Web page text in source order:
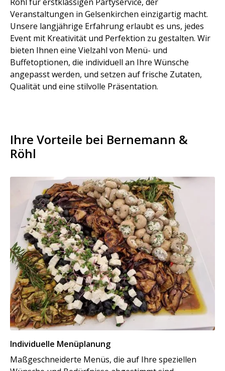
Veranstaltungen in Gelsenkirchen einzigartig macht.
Unsere langjährige Erfahrung erlaubt es uns, jedes
Event mit Kreativität und Perfektion zu gestalten. Wir
bieten Ihnen eine Vielzahl von Menü- und
Buffetoptionen, die individuell an Ihre Wünsche
angepasst werden, und setzen auf frische Zutaten,
Qualität und eine stilvolle Präsentation.
Ihre Vorteile bei Bernemann &
Röhl
Individuelle Menüplanung
Maßgeschneiderte Menüs, die auf Ihre speziellen